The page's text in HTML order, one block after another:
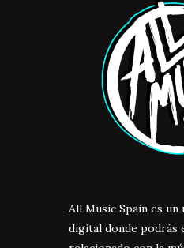
All Music Spain es un
digital donde podrás